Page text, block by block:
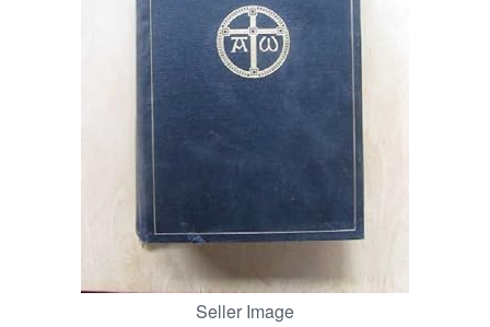
CLOSE
Seller Image